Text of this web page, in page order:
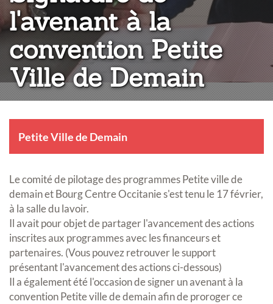
l'avenant à la
convention Petite
Ville de Demain
Petite Ville de Demain
Le comité de pilotage des programmes Petite ville de
demain et Bourg Centre Occitanie s'est tenu le 17 février,
à la salle du lavoir.
Il avait pour objet de partager l'avancement des actions
inscrites aux programmes avec les financeurs et
partenaires. (Vous pouvez retrouver le support
présentant l'avancement des actions ci-dessous)
Il a également été l'occasion de signer un avenant à la
convention Petite ville de demain afin de proroger ce